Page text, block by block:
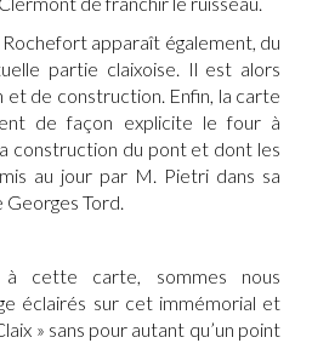
apparaît également, du
partie claixoise. Il est alors
de construction. Enfin, la carte
de façon explicite le four à
construction du pont et dont les
au jour par M. Pietri dans sa
Georges Tord.
à cette carte, sommes nous
éclairés sur cet immémorial et
» sans pour autant qu’un point